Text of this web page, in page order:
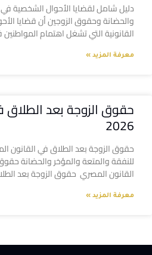
دليل شامل لقضايا الأحوال الشخصية
والحضانة وحقوق الزوجين أن قضايا
القانونية التي تشغل اهتمام
معرفة المزيد »
حقوق الزوجة بعد
2026
للنفقة والمتعة والمؤخر والحضانة
القانون المصري حقوق الزوجة بعد
معرفة المزيد »